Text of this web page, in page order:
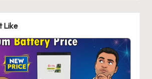
Like